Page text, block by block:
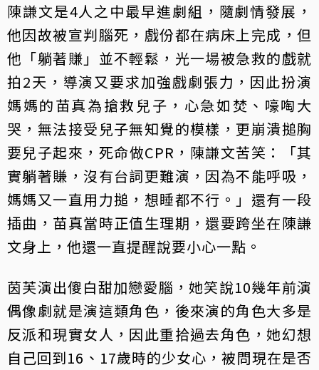
陳謙文是4人之中最早進劇組，隨劇情發展，
他因故被宣判腦死，戲份都在病床上完成，但
他「躺著賺」並不輕鬆，光一場被急救的戲就
拍2天，導演又要求加強戲劇張力，因此扮演
媽媽的苗真為搶救兒子，心急如焚、嚎啕大
哭，無法接受兒子無知覺的模樣，更崩潰搥胸
要兒子起來，死命做CPR，陳謙文苦笑：「其
實躺著賺，沒有台詞更難演，因為不能呼吸，
媽媽又一直用力搥，想睡都不行。」還有一段
插曲，苗真當時正值生理期，還要跨坐在陳謙
文身上，他還一直提醒說要小心一點。
茵芙演出傻白甜加戀愛腦，她笑說10幾年前演
偶像劇就是演這類角色，後來演的角色大多是
反派和現實女人，因此重拾過去角色，她幻想
自己回到16、17歲時的少女心，被問現在是否